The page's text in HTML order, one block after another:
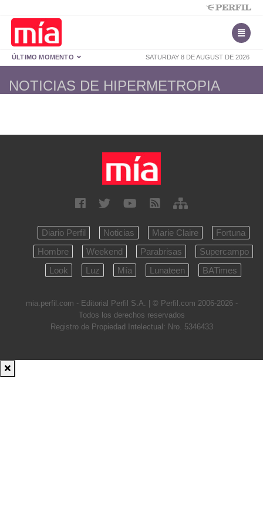
SATURDAY 8 DE AUGUST DE 2026
ÚLTIMO MOMENTO
NOTICIAS DE HIPERMETROPIA
Diario Perfil Noticias Marie Claire
Fortuna
Hombre
Weekend Parabrisas
Supercampo
Look
Luz Mía Lunateen BATimes
mia.perfil.com - Editorial Perfil S.A. | © Perfil.com 2006-2026 -
Todos los derechos reservados
Registro de Propiedad Intelectual: Nro. 5346433